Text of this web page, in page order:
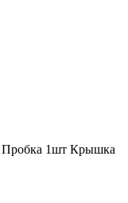
Пробка 1шт Крышка